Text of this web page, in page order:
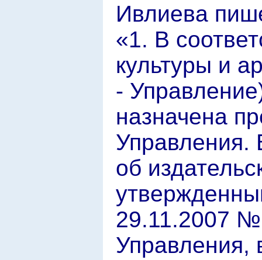
Ивлиева
«1. В
культуры и
-
назначена
Управления.
об
29.11.2007
Управления,